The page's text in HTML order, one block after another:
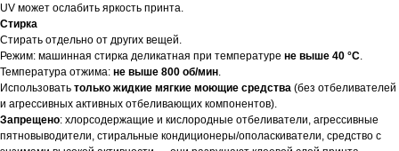
UV может ослабить яркость принта.
Стирка
Стирать отдельно от других вещей.
Режим: машинная стирка деликатная при температуре не выше 40 °C.
Температура отжима: не выше 800 об/мин.
Использовать только жидкие мягкие моющие средства (без отбеливателей
и агрессивных активных отбеливающих компонентов).
Запрещено: хлорсодержащие и кислородные отбеливатели, агрессивные
пятновыводители, стиральные кондиционеры/ополаскиватели, средство с